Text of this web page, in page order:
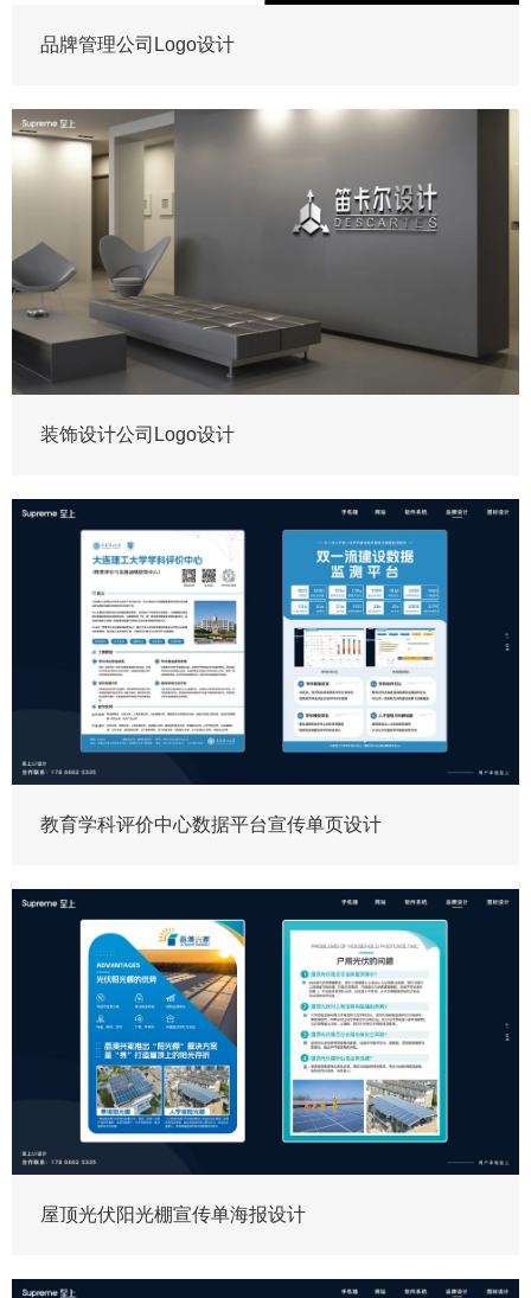
品牌管理公司Logo设计
装饰设计公司Logo设计
教育学科评价中心数据平台宣传单页设计
屋顶光伏阳光棚宣传单海报设计